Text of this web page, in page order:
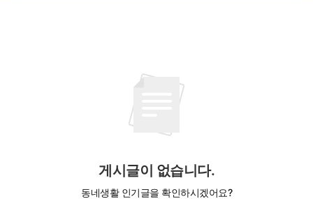
게시글이 없습니다.
동네생활 인기글을 확인하시겠어요?